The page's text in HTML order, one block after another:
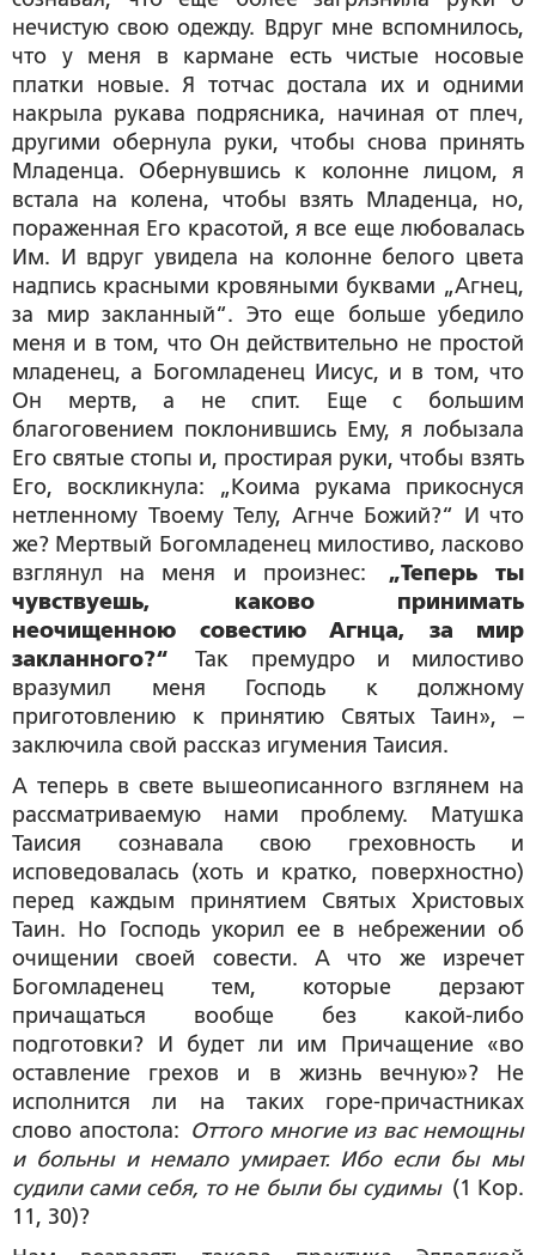
нечистую свою одежду. Вдруг мне вспомнилось,
что у меня в кармане есть чистые носовые
платки новые. Я тотчас достала их и одними
накрыла рукава подрясника, начиная от плеч,
другими обернула руки, чтобы снова принять
Младенца. Обернувшись к колонне лицом, я
встала на колена, чтобы взять Младенца, но,
пораженная Его красотой, я все еще любовалась
Им. И вдруг увидела на колонне белого цвета
надпись красными кровяными буквами „Агнец,
за мир закланный“. Это еще больше убедило
меня и в том, что Он действительно не простой
младенец, а Богомладенец Иисус, и в том, что
Он мертв, а не спит. Еще с большим
благоговением поклонившись Ему, я лобызала
Его святые стопы и, простирая руки, чтобы взять
Его, воскликнула: „Коима рукама прикоснуся
нетленному Твоему Телу, Агнче Божий?“ И что
же? Мертвый Богомладенец милостиво, ласково
взглянул на меня и произнес:
„Теперь ты
чувствуешь, каково принимать
неочищенною совестию Агнца, за мир
закланного?“ Так премудро и милостиво
вразумил меня Господь к должному
приготовлению к принятию Святых Таин», –
заключила свой рассказ игумения Таисия.
А теперь в свете вышеописанного взглянем на
рассматриваемую нами проблему. Матушка
Таисия сознавала свою греховность и
исповедовалась (хоть и кратко, поверхностно)
перед каждым принятием Святых Христовых
Таин. Но Господь укорил ее в небрежении об
очищении своей совести. А что же изречет
Богомладенец тем, которые дерзают
причащаться вообще без какой-либо
подготовки? И будет ли им Причащение «во
оставление грехов и в жизнь вечную»? Не
исполнится ли на таких горе-причастниках
слово апостола: Оттого многие из вас немощны
и больны и немало умирает. Ибо если бы мы
судили сами себя, то не были бы судимы(1 Кор.
11, 30)?